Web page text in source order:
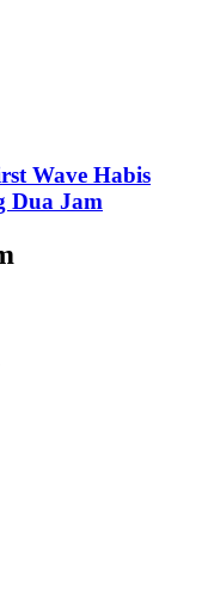
Wave Habis
Dua Jam